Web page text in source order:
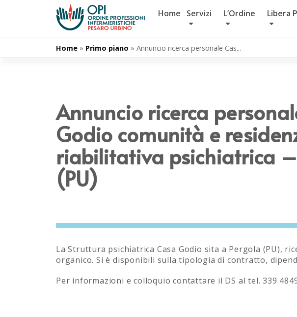
Home Servizi L’Ordine Libera
Home » Primo piano » Annuncio ricerca personale Cas...
Annuncio ricerca
Godio comunità e
riabilitativa psichiatrica
(PU)
La Struttura psichiatrica Casa Godio sita a Pergola (PU),
organico. Si è disponibili sulla tipologia di contratto,
Per informazioni e colloquio contattare il DS al tel. 339